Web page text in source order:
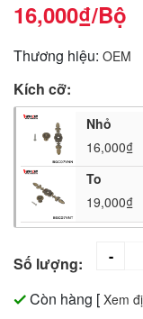
16,000₫/Bộ
Thương hiệu: OEM
Kích cỡ:
Nhỏ
16,000₫
To
19,000₫
Số lượng:
Còn hàng [ Xem